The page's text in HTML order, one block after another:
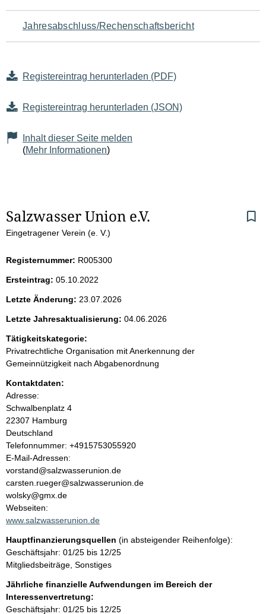
Jahresabschluss/Rechenschaftsbericht
Registereintrag herunterladen (PDF)
Registereintrag herunterladen (JSON)
Inhalt dieser Seite melden
(Mehr Informationen)
S
e
i
t
e
n
i
n
h
a
l
t
Salzwasser Union e.V.
Eingetragener Verein (e. V.)
Registernummer: R005300
Ersteintrag: 05.10.2022
Letzte Änderung: 23.07.2026
Letzte Jahresaktualisierung: 04.06.2026
Tätigkeitskategorie:
Privatrechtliche Organisation mit Anerkennung der
Gemeinnützigkeit nach Abgabenordnung
Kontaktdaten:
Adresse:
Schwalbenplatz 4
22307 Hamburg
Deutschland
K
o
n
t
a
k
t
n
f
o
r
m
a
Telefonnummer: +4915753055920
E-Mail-Adressen:
vorstand@salzwasserunion.de
carsten.rueger@salzwasserunion.de
wolsky@gmx.de
Webseiten:
www.salzwasserunion.de
Hauptfinanzierungsquellen (in absteigender Reihenfolge):
Geschäftsjahr: 01/25 bis 12/25
Mitgliedsbeiträge, Sonstiges
Jährliche finanzielle Aufwendungen im Bereich der
Interessenvertretung:
Geschäftsjahr: 01/25 bis 12/25